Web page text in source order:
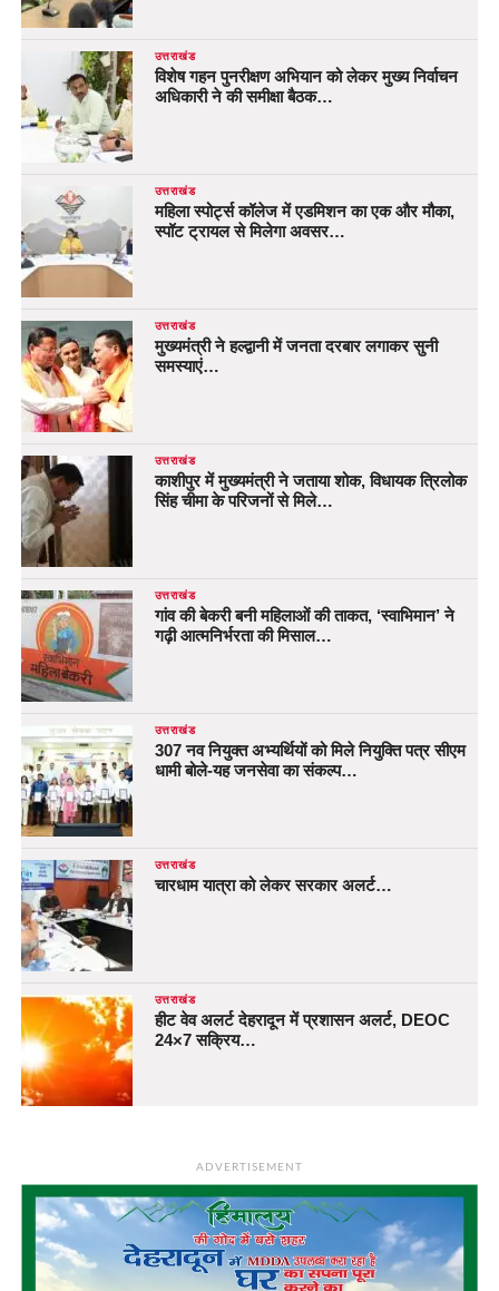
उत्तराखंड
विशेष गहन पुनरीक्षण अभियान को लेकर मुख्य निर्वाचन
अधिकारी ने की समीक्षा बैठक…
उत्तराखंड
महिला स्पोर्ट्स कॉलेज में एडमिशन का एक और मौका,
स्पॉट ट्रायल से मिलेगा अवसर…
उत्तराखंड
मुख्यमंत्री ने हल्द्वानी में जनता दरबार लगाकर सुनी
समस्याएं…
उत्तराखंड
काशीपुर में मुख्यमंत्री ने जताया शोक, विधायक त्रिलोक
सिंह चीमा के परिजनों से मिले…
उत्तराखंड
गांव की बेकरी बनी महिलाओं की ताकत, ‘स्वाभिमान’ ने
गढ़ी आत्मनिर्भरता की मिसाल…
उत्तराखंड
307 नव नियुक्त अभ्यर्थियों को मिले नियुक्ति पत्र सीएम
धामी बोले-यह जनसेवा का संकल्प…
उत्तराखंड
चारधाम यात्रा को लेकर सरकार अलर्ट…
उत्तराखंड
हीट वेव अलर्ट देहरादून में प्रशासन अलर्ट, DEOC
24×7 सक्रिय…
ADVERTISEMENT